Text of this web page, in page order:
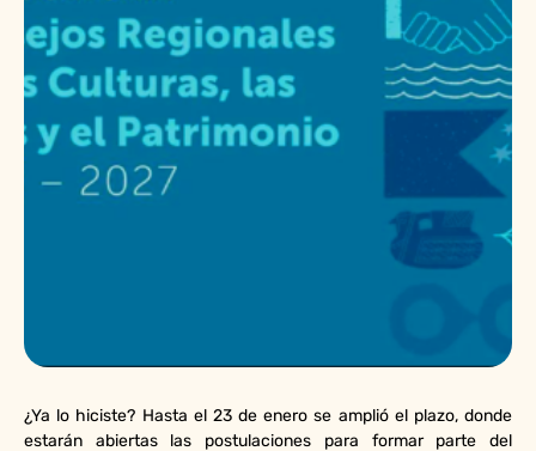
¿Ya lo hiciste? Hasta el 23 de enero se amplió el plazo, donde
estarán abiertas las postulaciones para formar parte del